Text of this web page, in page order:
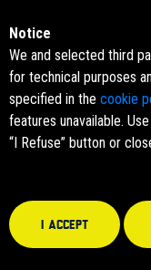
Notice
We and selected third
for technical purposes
specified in the cookie
features unavailable.
“I Refuse” button or
I accept